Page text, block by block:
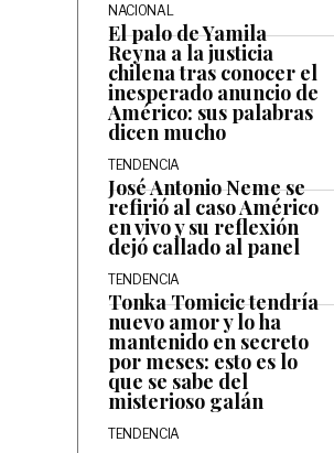
NACIONAL
El palo de Yamila
Reyna a la justicia
chilena tras conocer el
inesperado anuncio de
Américo: sus palabras
dicen mucho
TENDENCIA
José Antonio Neme se
refirió al caso Américo
en vivo y su reflexión
dejó callado al panel
TENDENCIA
Tonka Tomicic tendría
nuevo amor y lo ha
mantenido en secreto
por meses: esto es lo
que se sabe del
misterioso galán
TENDENCIA